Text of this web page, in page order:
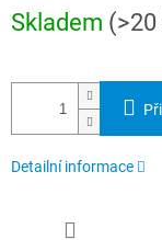
cena:
Skladem (>20
Detailní informace